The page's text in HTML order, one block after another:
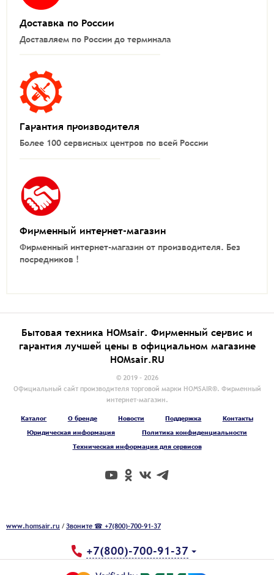
Доставка по России
Доставляем по России до терминала
Гарантия производителя
Более 100 сервисных центров по всей России
Фирменный интернет-магазин
Фирменный интернет-магазин от производителя. Без
посредников !
Бытовая техника HOMsair. Фирменный сервис и
гарантия лучшей цены в официальном магазине
HOMsair.RU
© 2019 - 2026
Официальный сайт производителя торговой марки HOMSAIR®. Фирменный
интернет-магазин.
Каталог О бренде Новости Поддержка
Контакты
Юридическая информация
Политика конфиденциальности
Техническая информация для сервисов
www.homsair.ru /Звоните ☎ +7(800)-700-91-37
+7(800)-700-91-37